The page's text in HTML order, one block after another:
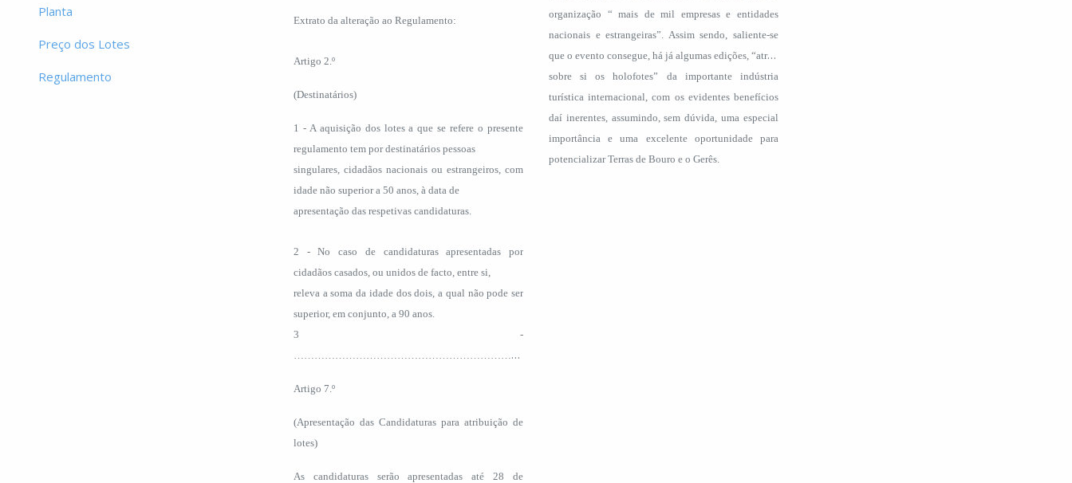
Planta
Preço dos Lotes
Regulamento
Extrato da alteração ao Regulamento:
Artigo 2.º
(Destinatários)
1 - A aquisição dos lotes a que se refere o presente
regulamento tem por destinatários pessoas
singulares, cidadãos nacionais ou estrangeiros, com
idade não superior a 50 anos, à data de
apresentação das respetivas candidaturas.
2 - No caso de candidaturas apresentadas por
cidadãos casados, ou unidos de facto, entre si,
releva a soma da idade dos dois, a qual não pode ser
superior, em conjunto, a 90 anos.
3 -
……………………………………………………………………………………………………………….
Artigo 7.º
(Apresentação das Candidaturas para atribuição de
lotes)
As candidaturas serão apresentadas até 28 de
organização “ mais de mil empresas e entidades
nacionais e estrangeiras”. Assim sendo, saliente-se
que o evento consegue, há já algumas edições, “atrair
sobre si os holofotes” da importante indústria
turística internacional, com os evidentes benefícios
daí inerentes, assumindo, sem dúvida, uma especial
importância e uma excelente oportunidade para
potencializar Terras de Bouro e o Gerês.